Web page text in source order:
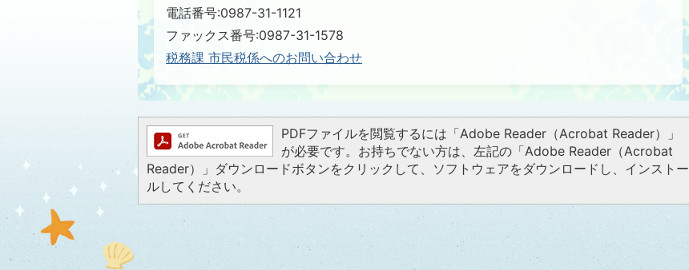
電話番号:0987-31-1121
ファックス番号:0987-31-1578
税務課 市民税係へのお問い合わせ
PDFファイルを閲覧するには「Adobe Reader（Acrobat Reader）」
が必要です。お持ちでない方は、左記の「Adobe Reader（Acrobat
Reader）」ダウンロードボタンをクリックして、ソフトウェアをダウンロードし、インストー
ルしてください。